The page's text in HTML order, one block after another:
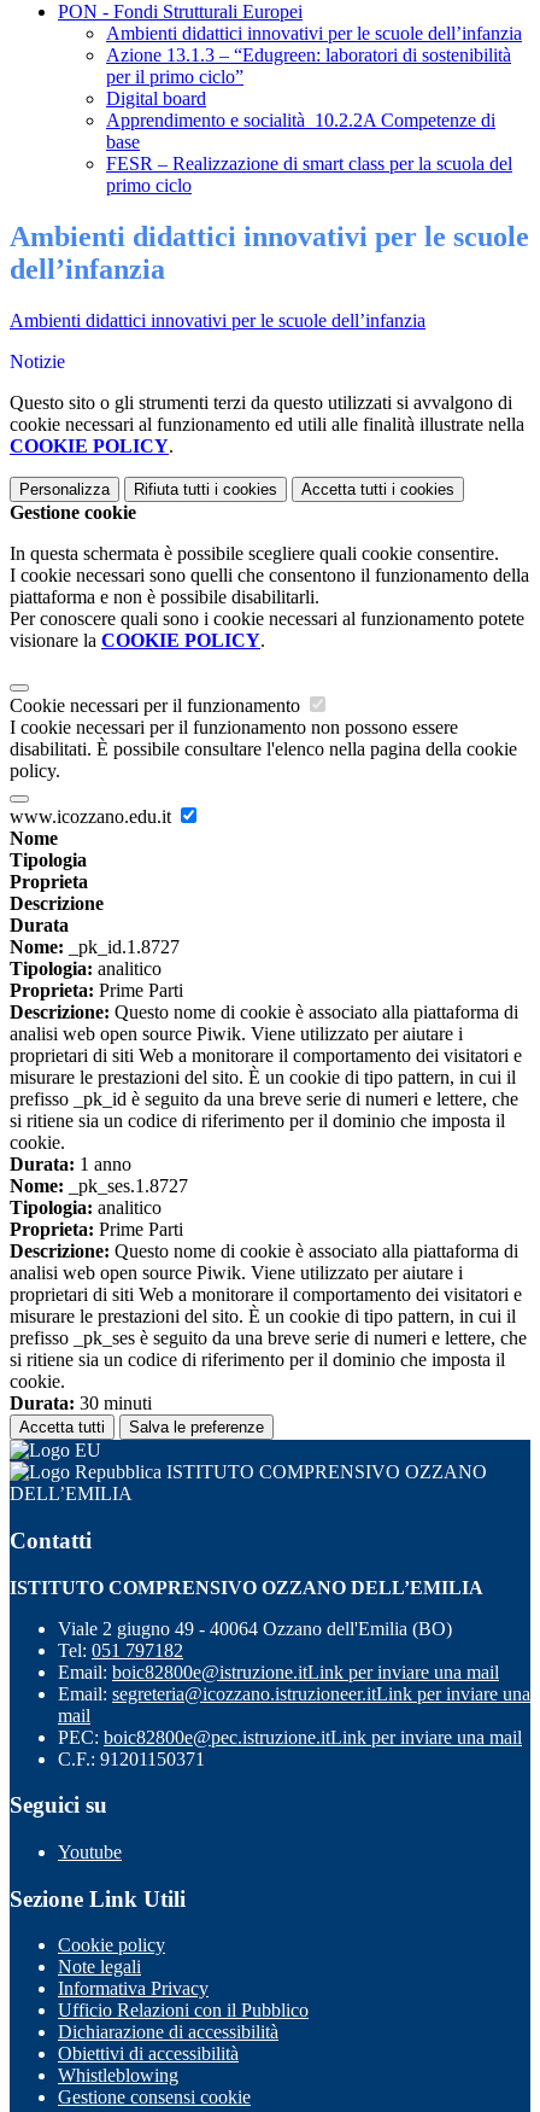
PON - Fondi Strutturali Europei
Ambienti didattici innovativi per le scuole dell’infanzia
Azione 13.1.3 – “Edugreen: laboratori di sostenibilità
per il primo ciclo”
Digital board
Apprendimento e socialità_10.2.2A Competenze di
base
FESR – Realizzazione di smart class per la scuola del
primo ciclo
Ambienti didattici innovativi per le scuole
dell’infanzia
Ambienti didattici innovativi per le scuole dell’infanzia
Notizie
Questo sito o gli strumenti terzi da questo utilizzati si avvalgono di
cookie necessari al funzionamento ed utili alle finalità illustrate nella
COOKIE POLICY.
Personalizza Rifiuta tutti i cookies Accetta tutti i cookies
Gestione cookie
In questa schermata è possibile scegliere quali cookie consentire.
I cookie necessari sono quelli che consentono il funzionamento della
piattaforma e non è possibile disabilitarli.
Per conoscere quali sono i cookie necessari al funzionamento potete
visionare la COOKIE POLICY.
Cookie necessari per il funzionamento
I cookie necessari per il funzionamento non possono essere
disabilitati. È possibile consultare l'elenco nella pagina della cookie
policy.
www.icozzano.edu.it
Nome
Tipologia
Proprieta
Descrizione
Durata
Nome: _pk_id.1.8727
Tipologia: analitico
Proprieta: Prime Parti
Descrizione: Questo nome di cookie è associato alla piattaforma di
analisi web open source Piwik. Viene utilizzato per aiutare i
proprietari di siti Web a monitorare il comportamento dei visitatori e
misurare le prestazioni del sito. È un cookie di tipo pattern, in cui il
prefisso _pk_id è seguito da una breve serie di numeri e lettere, che
si ritiene sia un codice di riferimento per il dominio che imposta il
cookie.
Durata: 1 anno
Nome: _pk_ses.1.8727
Tipologia: analitico
Proprieta: Prime Parti
Descrizione: Questo nome di cookie è associato alla piattaforma di
analisi web open source Piwik. Viene utilizzato per aiutare i
proprietari di siti Web a monitorare il comportamento dei visitatori e
misurare le prestazioni del sito. È un cookie di tipo pattern, in cui il
prefisso _pk_ses è seguito da una breve serie di numeri e lettere, che
si ritiene sia un codice di riferimento per il dominio che imposta il
cookie.
Durata: 30 minuti
Accetta tutti Salva le preferenze
ISTITUTO COMPRENSIVO OZZANO
DELL’EMILIA
Contatti
ISTITUTO COMPRENSIVO OZZANO DELL’EMILIA
Viale 2 giugno 49 - 40064 Ozzano dell'Emilia (BO)
Tel: 051 797182
Email: boic82800e@istruzione.itLink per inviare una mail
Email: segreteria@icozzano.istruzioneer.itLink per inviare una
mail
PEC: boic82800e@pec.istruzione.itLink per inviare una mail
C.F.: 91201150371
Seguici su
Youtube
Sezione Link Utili
Cookie policy
Note legali
Informativa Privacy
Ufficio Relazioni con il Pubblico
Dichiarazione di accessibilità
Obiettivi di accessibilità
Whistleblowing
Gestione consensi cookie